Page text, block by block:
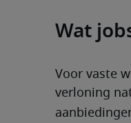
Wat
Voor vaste
verloning